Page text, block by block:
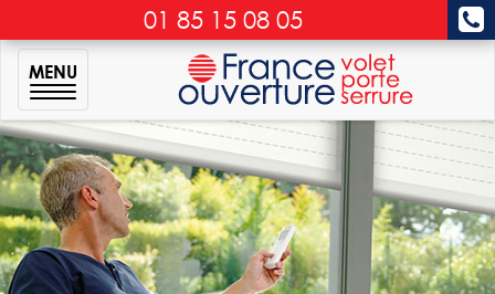
01 85 15 08 05
MENU